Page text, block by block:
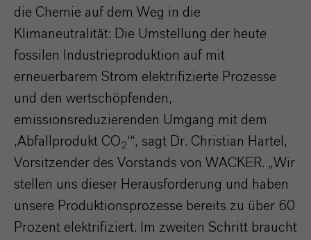
die Chemie auf dem Weg in die
Klimaneutralität: Die Umstellung der heute
fossilen Industrieproduktion auf mit
erneuerbarem Strom elektrifizierte Prozesse
und den wertschöpfenden,
emissionsreduzierenden Umgang mit dem
‚Abfallprodukt CO2‘“, sagt Dr. Christian Hartel,
Vorsitzender des Vorstands von WACKER. „Wir
stellen uns dieser Herausforderung und haben
unsere Produktionsprozesse bereits zu über 60
Prozent elektrifiziert. Im zweiten Schritt braucht